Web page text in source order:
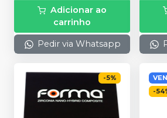
Adicionar ao
carrinho
Pedir via Whatsapp
-5%
-54